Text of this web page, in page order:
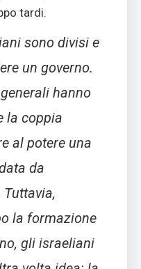
tardi.
sono divisi e
un governo.
hanno
la coppia
al potere una
da
la formazione
gli israeliani